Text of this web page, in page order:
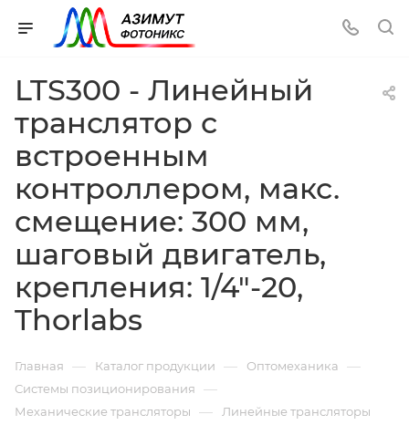
LTS300 - Линейный
транслятор с
встроенным
контроллером, макс.
смещение: 300 мм,
шаговый двигатель,
крепления: 1/4"-20,
Thorlabs
Главная — Каталог продукции — Оптомеханика —
Системы позиционирования —
Механические трансляторы — Линейные трансляторы